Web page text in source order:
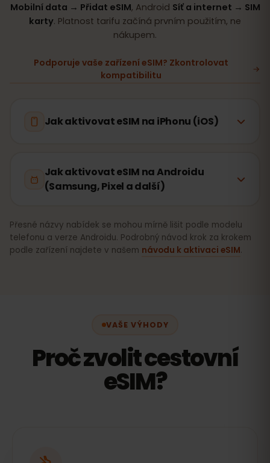
Mobilní data → Přidat eSIM, Android Síť a internet → SIM
karty. Platnost tarifu začíná prvním použitím, ne
nákupem.
Podporuje vaše zařízení eSIM? Zkontrolovat
kompatibilitu
Jak aktivovat eSIM na iPhonu (iOS)
Jak aktivovat eSIM na Androidu
(Samsung, Pixel a další)
Přesné názvy nabídek se mohou mírně lišit podle modelu
telefonu a verze Androidu. Podrobný návod krok za krokem
podle zařízení najdete v našem návodu k aktivaci eSIM.
VAŠE VÝHODY
Proč zvolit cestovní
eSIM?